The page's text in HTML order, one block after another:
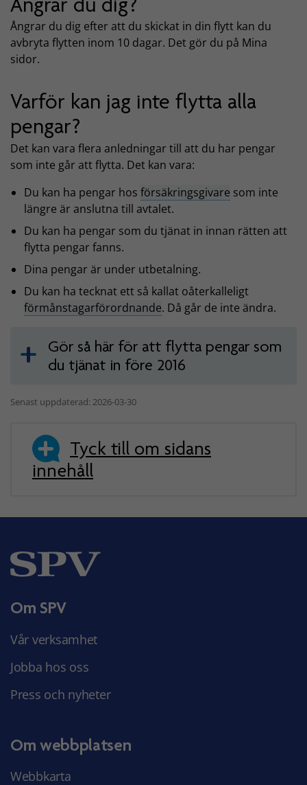
Ångrar du dig efter att du skickat in din flytt kan du
avbryta flytten inom 10 dagar. Det gör du på Mina
sidor.
Varför kan jag inte flytta alla
pengar?
Det kan vara flera anledningar till att du har pengar
som inte går att flytta. Det kan vara:
Du kan ha pengar hos försäkringsgivare som inte
längre är anslutna till avtalet.
Du kan ha pengar som du tjänat in innan rätten att
flytta pengar fanns.
Dina pengar är under utbetalning.
Du kan ha tecknat ett så kallat oåterkalleligt
förmånstagarförordnande. Då går de inte ändra.
Gör så här för att flytta pengar som
du tjänat in före 2016
Senast uppdaterad: 2026-03-30
Tyck till om sidans
innehåll
Om SPV
Vår verksamhet
Jobba hos oss
Press och nyheter
Om webbplatsen
Webbkarta